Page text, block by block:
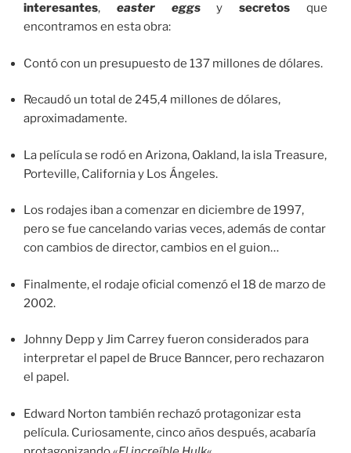
interesantes, easter eggsysecretosque
encontramos en esta obra:
Contó con un presupuesto de 137 millones de dólares.
Recaudó un total de 245,4 millones de dólares,
aproximadamente.
La película se rodó en Arizona, Oakland, la isla Treasure,
Porteville, California y Los Ángeles.
Los rodajes iban a comenzar en diciembre de 1997,
pero se fue cancelando varias veces, además de contar
con cambios de director, cambios en el guion…
Finalmente, el rodaje oficial comenzó el 18 de marzo de
2002.
Johnny Depp y Jim Carrey fueron considerados para
interpretar el papel de Bruce Banncer, pero rechazaron
el papel.
Edward Norton también rechazó protagonizar esta
película. Curiosamente, cinco años después, acabaría